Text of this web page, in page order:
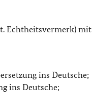
Echtheitsvermerk) mit
ins Deutsche;
ins Deutsche;